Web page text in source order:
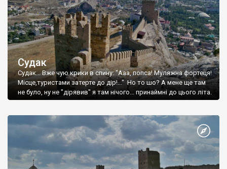
Судак
Судак... Вже чую крики в спину: "Ааа, попса! Муляжна фортеця!
Місце,туристами затерте до дір!..." Но то шо? А мене ще там
не було, ну не "дірявив" я там нічого... принаймні до цього літа.